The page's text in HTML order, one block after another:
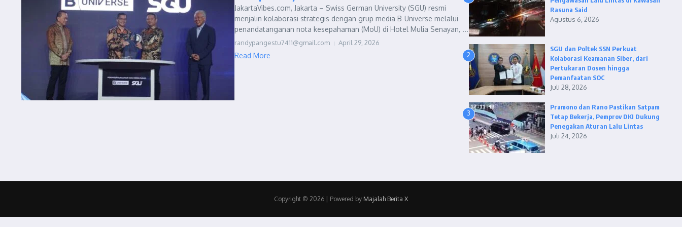
JakartaVibes.com, Jakarta – Swiss German University (SGU) resmi
menjalin kolaborasi strategis dengan grup media B-Universe melalui
penandatanganan nota kesepahaman (MoU) di Hotel Mulia Senayan, ...
randypangestu7411@gmail.com April 29, 2026
Read More
Rasuna Said
Agustus 6, 2026
2
SGU dan Poltek SSN Perkuat
Kolaborasi Keamanan Siber, dari
Pertukaran Dosen hingga
Pemanfaatan SOC
Juli 28, 2026
3
Pramono dan Rano Pastikan Satpam
Tetap Bekerja, Pemprov DKI Dukung
Penegakan Aturan Lalu Lintas
Juli 24, 2026
Copyright © 2026 | Powered by Majalah Berita X